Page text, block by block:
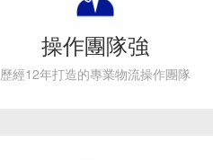
操作團隊強
歷經12年打造的專業物流操作團隊